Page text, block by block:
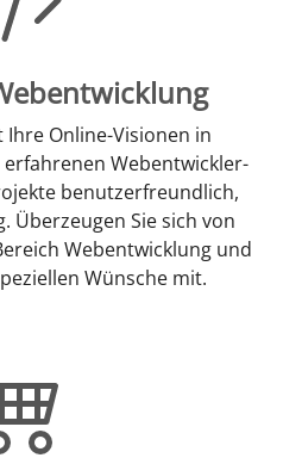
Ihre Online-Visionen in
Webentwickler-
benutzerfreundlich,
Überzeugen Sie sich von
Webentwicklung und
Wünsche mit.